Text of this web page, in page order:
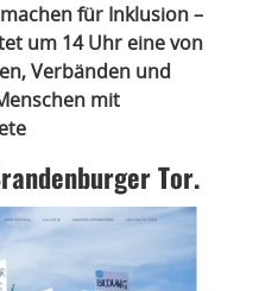
für Inklusion –
um 14 Uhr eine von
Verbänden und
mit
Tor.